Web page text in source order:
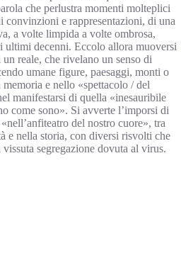
che perlustra momenti molteplici
convinzioni e rappresentazioni, di una
a volte limpida a volte ombrosa,
ultimi decenni. Eccolo allora muoversi
reale, che rivelano un senso di
umane figure, paesaggi, monti o
e nello «spettacolo / del
manifestarsi di quella «inesauribile
come sono». Si avverte l’imporsi di
del nostro cuore», tra
e nella storia, con diversi risvolti che
segregazione dovuta al virus.